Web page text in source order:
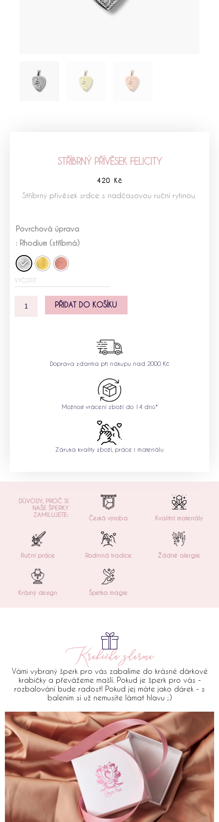
STŘÍBRNÝ PŘÍVĚSEK FELICITY
420 Kč
Stříbrný přívěsek srdce s nadčasovou ruční rytinou.
Povrchová úprava
: Rhodium (stříbrná)
VYČISTIT
přívěsek
Felicity
PŘIDAT DO KOŠÍKU
Doprava zdarma při nákupu nad 2000 Kč
Možnost vrácení zboží do 14 dnů*
Záruka kvality zboží, práce i materiálu
DŮVODY, PROČ SI
NAŠE ŠPERKY
ZAMILUJETE:
Česká výroba Kvalitní materiály
Ruční práce Rodinná tradice Žádné alergie
Krásný design Špetka magie
Krabička zdarma
Vámi vybraný šperk pro vás zabalíme do krásné dárkové
krabičky a převážeme mašlí. Pokud je šperk pro vás -
rozbalování bude radost! Pokud jej máte jako dárek - s
balením si už nemusíte lámat hlavu ;)